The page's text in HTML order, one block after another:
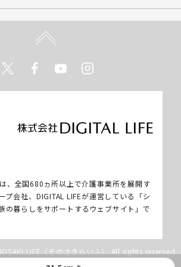
TwitterFacebookYoutube
、全国680ヵ所以上で介護事業所を展開す
プ会社、DIGITAL LIFEが運営している「シ
の暮らしをサポートするウェブサイト」で
LIFE（そのさきらいふ） All rights reserved.